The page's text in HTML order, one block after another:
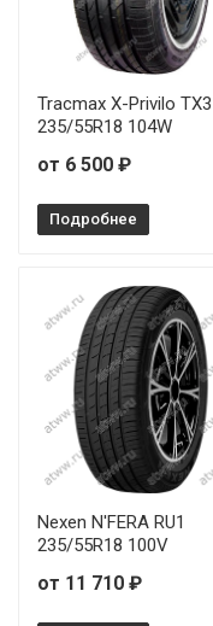
Tracmax X-Privilo TX3
235/55R18 104W
от 6 500 ₽
Подробнее
Nexen N'FERA RU1
235/55R18 100V
от 11 710 ₽